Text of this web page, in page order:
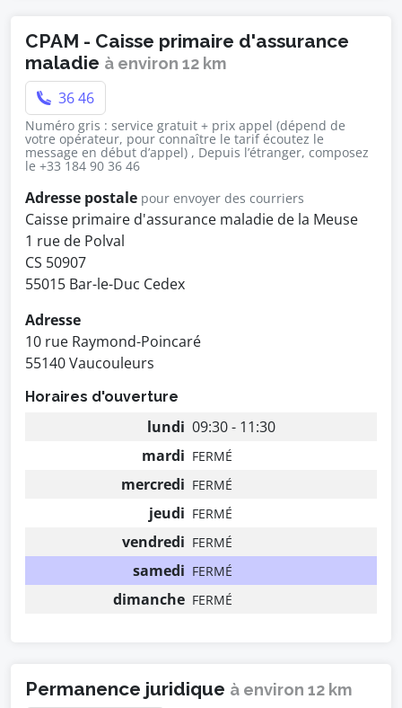
CPAM - Caisse primaire d'assurance
maladie à environ 12 km
36 46
Numéro gris : service gratuit + prix appel (dépend de
votre opérateur, pour connaître le tarif écoutez le
message en début d’appel) , Depuis l’étranger, composez
le +33 184 90 36 46
Adresse postale pour envoyer des courriers
Caisse primaire d'assurance maladie de la Meuse
1 rue de Polval
CS 50907
55015 Bar-le-Duc Cedex
Adresse
10 rue Raymond-Poincaré
55140 Vaucouleurs
Horaires d'ouverture
lundi 09:30 - 11:30
mardi FERMÉ
mercredi FERMÉ
jeudi FERMÉ
vendredi FERMÉ
samedi FERMÉ
dimanche FERMÉ
Permanence juridique à environ 12 km